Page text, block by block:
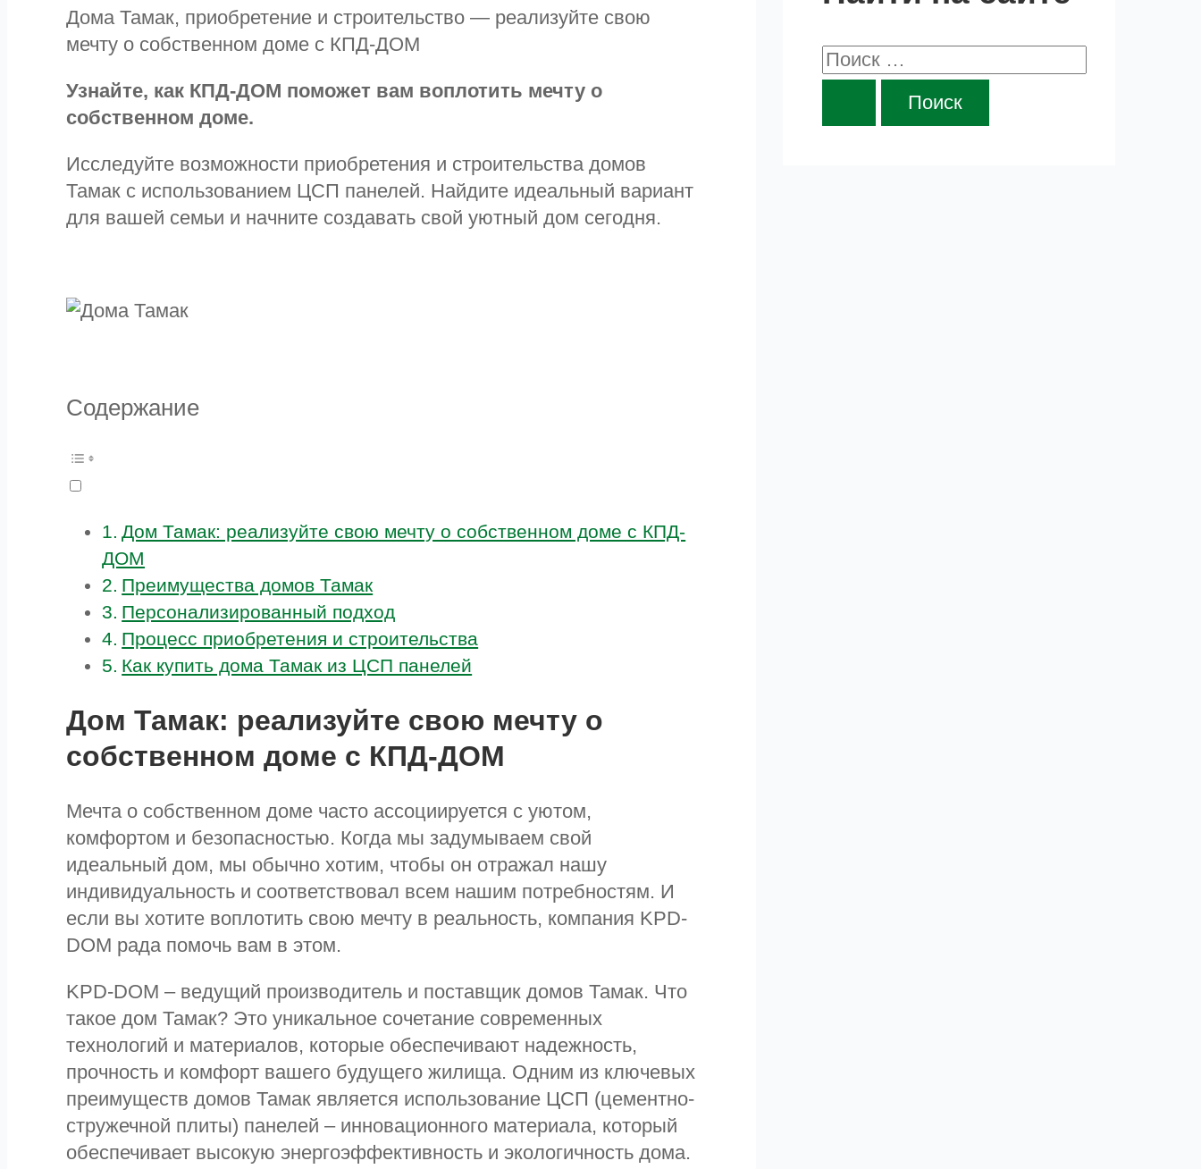
Дома Тамак, приобретение и строительство — реализуйте свою
мечту о собственном доме с КПД-ДОМ
Узнайте, как КПД-ДОМ поможет вам воплотить мечту о
собственном доме.
Исследуйте возможности приобретения и строительства домов
Тамак с использованием ЦСП панелей. Найдите идеальный вариант
для вашей семьи и начните создавать свой уютный дом сегодня.
Содержание
Дом Тамак: реализуйте свою мечту о собственном доме с КПД-
ДОМ
Преимущества домов Тамак
Персонализированный подход
Процесс приобретения и строительства
Как купить дома Тамак из ЦСП панелей
Дом Тамак: реализуйте свою мечту о
собственном доме с КПД-ДОМ
Мечта о собственном доме часто ассоциируется с уютом,
комфортом и безопасностью. Когда мы задумываем свой
идеальный дом, мы обычно хотим, чтобы он отражал нашу
индивидуальность и соответствовал всем нашим потребностям. И
если вы хотите воплотить свою мечту в реальность, компания KPD-
DOM рада помочь вам в этом.
KPD-DOM – ведущий производитель и поставщик домов Тамак. Что
такое дом Тамак? Это уникальное сочетание современных
технологий и материалов, которые обеспечивают надежность,
прочность и комфорт вашего будущего жилища. Одним из ключевых
преимуществ домов Тамак является использование ЦСП (цементно-
стружечной плиты) панелей – инновационного материала, который
обеспечивает высокую энергоэффективность и экологичность дома.
П